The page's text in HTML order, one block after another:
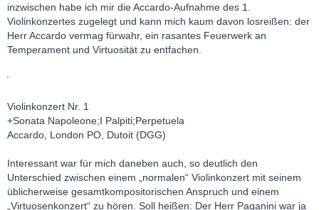
inzwischen habe ich mir die Accardo-Aufnahme des 1.
Violinkonzertes zugelegt und kann mich kaum davon losreißen: der
Herr Accardo vermag fürwahr, ein rasantes Feuerwerk an
Temperament und Virtuosität zu entfachen.
Violinkonzert Nr. 1
+Sonata Napoleone;I Palpiti;Perpetuela
Accardo, London PO, Dutoit (DGG)
Interessant war für mich daneben auch, so deutlich den
Unterschied zwischen einem „normalen“ Violinkonzert mit seinem
üblicherweise gesamtkompositorischen Anspruch und einem
„Virtuosenkonzert“ zu hören. Soll heißen: Der Herr Paganini war ja